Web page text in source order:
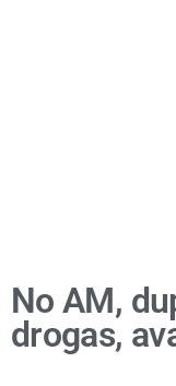
No AM,
drogas,